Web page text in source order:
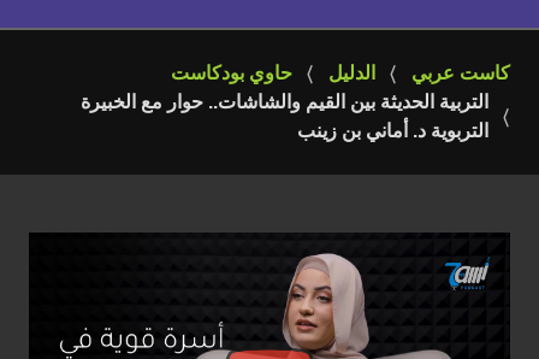
كاست عربي الدليل
حاوي بودكاست
التربية الحديثة بين القيم والشاشات.. حوار مع الخبيرة
التربوية د. أماني بن زينب